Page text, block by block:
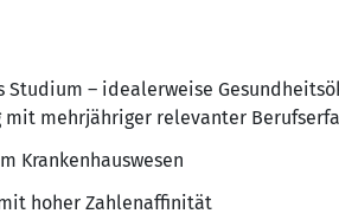
– idealerweise
mehrjähriger relevanter
Krankenhauswesen
hoher Zahlenaffinität